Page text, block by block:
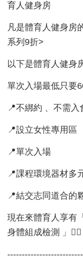
育人健身房
凡是體育人健身房
系列9折>
以下是體育人健身
單次入場最低只要
📍不綁約 、不需入
📍設立女性專用區
📍單次入場
📍課程環境器材多
📍結交志同道合的
現在來體育人享有
身體組成檢測 」✊🏻